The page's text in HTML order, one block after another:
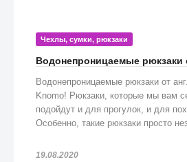
Чехлы, сумки, рюкзаки
Водонепроницаемые рюкзаки
Водонепроницаемые рюкзаки от
Knomo! Рюкзаки, которые мы вам
подойдут и для прогулок, и для
Особенно, такие рюкзаки просто
19.08.2020